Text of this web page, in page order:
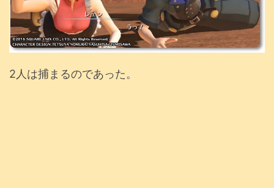
2人は捕まるのであった。